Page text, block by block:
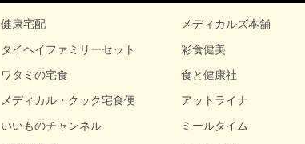
健康宅配
タイヘイファミリーセット
ワタミの宅食
メディカル・クック宅食便
いいものチャンネル
メディカルズ本舗
彩食健美
食と健康社
アットライナ
ミールタイム